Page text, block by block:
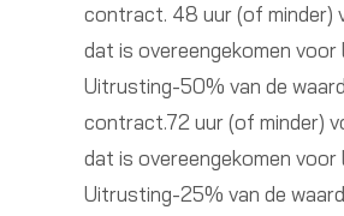
contract. 48 uur (of minder)
dat is overeengekomen voor
Uitrusting-50% van de
contract.72 uur (of minder)
dat is overeengekomen voor
Uitrusting-25% van de